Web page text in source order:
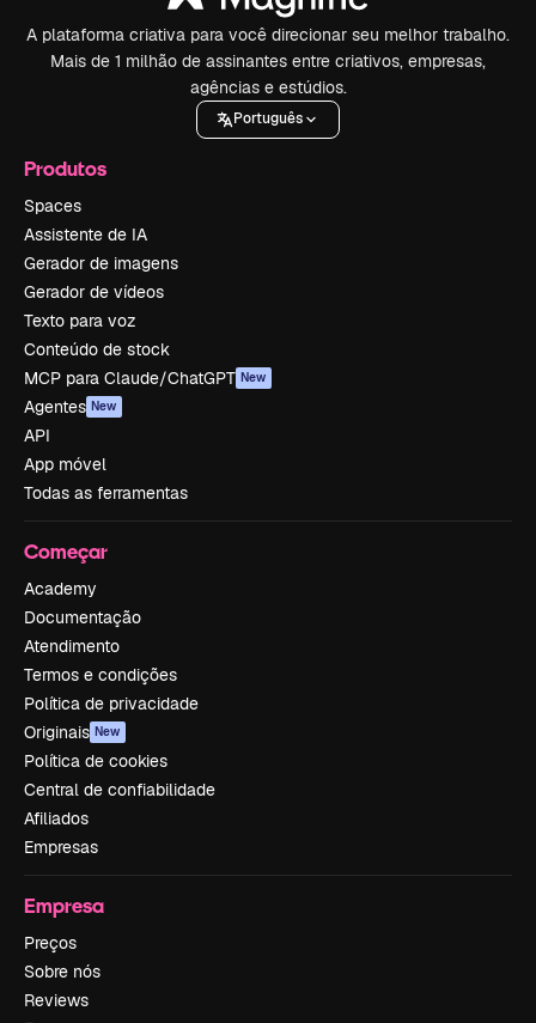
A plataforma criativa para você direcionar seu melhor trabalho.
Mais de 1 milhão de assinantes entre criativos, empresas,
agências e estúdios.
Português
Produtos
Spaces
Assistente de IA
Gerador de imagens
Gerador de vídeos
Texto para voz
Conteúdo de stock
MCP para Claude/ChatGPT New
Agentes New
API
App móvel
Todas as ferramentas
Começar
Academy
Documentação
Atendimento
Termos e condições
Política de privacidade
Originais New
Política de cookies
Central de confiabilidade
Afiliados
Empresas
Empresa
Preços
Sobre nós
Reviews